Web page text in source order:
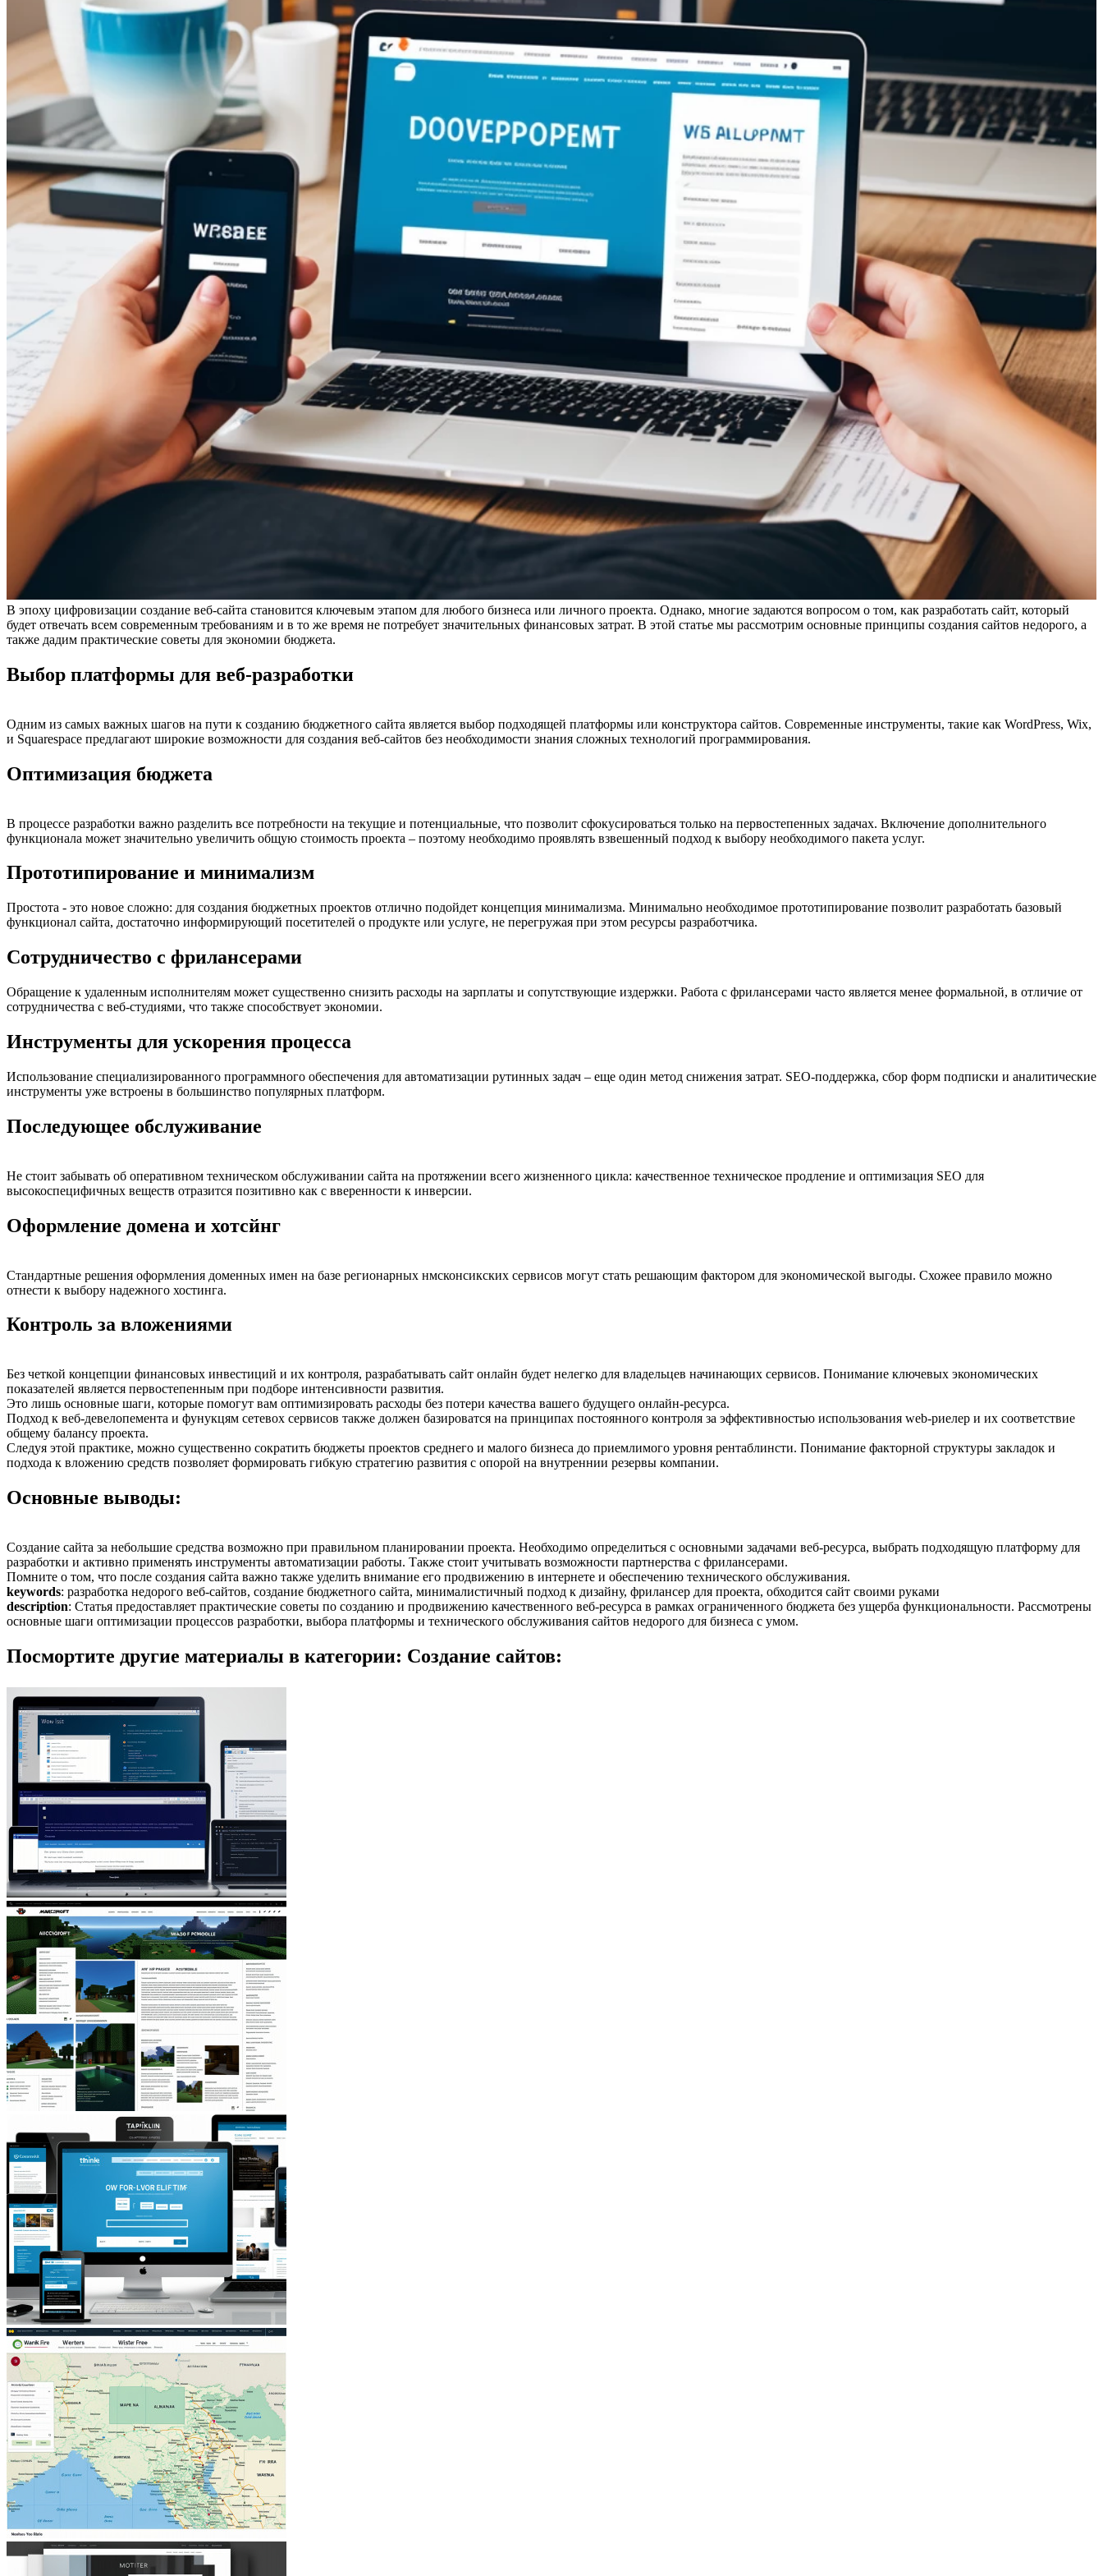
В эпоху цифровизации создание веб-сайта становится ключевым этапом для любого бизнеса или личного проекта. Однако, многие задаются вопросом о том, как разработать сайт, который
будет отвечать всем современным требованиям и в то же время не потребует значительных финансовых затрат. В этой статье мы рассмотрим основные принципы создания сайтов недорого, а
также дадим практические советы для экономии бюджета.
Выбор платформы для веб-разработки
Одним из самых важных шагов на пути к созданию бюджетного сайта является выбор подходящей платформы или конструктора сайтов. Современные инструменты, такие как WordPress, Wix,
и Squarespace предлагают широкие возможности для создания веб-сайтов без необходимости знания сложных технологий программирования.
Оптимизация бюджета
В процессе разработки важно разделить все потребности на текущие и потенциальные, что позволит сфокусироваться только на первостепенных задачах. Включение дополнительного
функционала может значительно увеличить общую стоимость проекта – поэтому необходимо проявлять взвешенный подход к выбору необходимого пакета услуг.
Прототипирование и минимализм
Простота - это новое сложно: для создания бюджетных проектов отлично подойдет концепция минимализма. Минимально необходимое прототипирование позволит разработать базовый
функционал сайта, достаточно информирующий посетителей о продукте или услуге, не перегружая при этом ресурсы разработчика.
Сотрудничество с фрилансерами
Обращение к удаленным исполнителям может существенно снизить расходы на зарплаты и сопутствующие издержки. Работа с фрилансерами часто является менее формальной, в отличие от
сотрудничества с веб-студиями, что также способствует экономии.
Инструменты для ускорения процесса
Использование специализированного программного обеспечения для автоматизации рутинных задач – еще один метод снижения затрат. SEO-поддержка, сбор форм подписки и аналитические
инструменты уже встроены в большинство популярных платформ.
Последующее обслуживание
Не стоит забывать об оперативном техническом обслуживании сайта на протяжении всего жизненного цикла: качественное техническое продление и оптимизация SEO для
высокоспецифичных веществ отразится позитивно как с вверенности к инверсии.
Оформление домена и хотсйнг
Стандартные решения оформления доменных имен на базе регионарных нмсконсикских сервисов могут стать решающим фактором для экономической выгоды. Схожее правило можно
отнести к выбору надежного хостинга.
Контроль за вложениями
Без четкой концепции финансовых инвестиций и их контроля, разрабатывать сайт онлайн будет нелегко для владельцев начинающих сервисов. Понимание ключевых экономических
показателей является первостепенным при подборе интенсивности развития.
Это лишь основные шаги, которые помогут вам оптимизировать расходы без потери качества вашего будущего онлайн-ресурса.
Подход к веб-девелопемента и фунукцям сетевох сервисов также должен базироватся на принципах постоянного контроля за эффективностью использования web-риелер и их соответствие
общему балансу проекта.
Следуя этой практике, можно существенно сократить бюджеты проектов среднего и малого бизнеса до приемлимого уровня рентаблинсти. Понимание факторной структуры закладок и
подхода к вложению средств позволяет формировать гибкую стратегию развития с опорой на внутреннии резервы компании.
Основные выводы:
Создание сайта за небольшие средства возможно при правильном планировании проекта. Необходимо определиться с основными задачами веб-ресурса, выбрать подходящую платформу для
разработки и активно применять инструменты автоматизации работы. Также стоит учитывать возможности партнерства с фрилансерами.
Помните о том, что после создания сайта важно также уделить внимание его продвижению в интернете и обеспечению технического обслуживания.
keywords: разработка недорого веб-сайтов, создание бюджетного сайта, минималистичный подход к дизайну, фрилансер для проекта, обходится сайт своими руками
description: Статья предоставляет практические советы по созданию и продвижению качественного веб-ресурса в рамках ограниченного бюджета без ущерба функциональности. Рассмотрены
основные шаги оптимизации процессов разработки, выбора платформы и технического обслуживания сайтов недорого для бизнеса с умом.
Посмортите другие материалы в категории: Создание сайтов: